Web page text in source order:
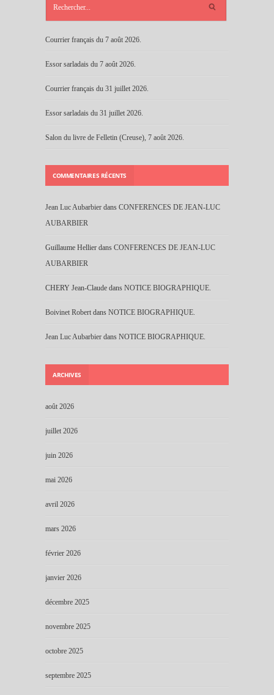
Courrier français du 7 août 2026.
Essor sarladais du 7 août 2026.
Courrier français du 31 juillet 2026.
Essor sarladais du 31 juillet 2026.
Salon du livre de Felletin (Creuse), 7 août 2026.
COMMENTAIRES RÉCENTS
Jean Luc Aubarbier dans CONFERENCES DE JEAN-LUC
AUBARBIER
Guillaume Hellier dans CONFERENCES DE JEAN-LUC
AUBARBIER
CHERY Jean-Claude dans NOTICE BIOGRAPHIQUE.
Boivinet Robert dans NOTICE BIOGRAPHIQUE.
Jean Luc Aubarbier dans NOTICE BIOGRAPHIQUE.
ARCHIVES
août 2026
juillet 2026
juin 2026
mai 2026
avril 2026
mars 2026
février 2026
janvier 2026
décembre 2025
novembre 2025
octobre 2025
septembre 2025